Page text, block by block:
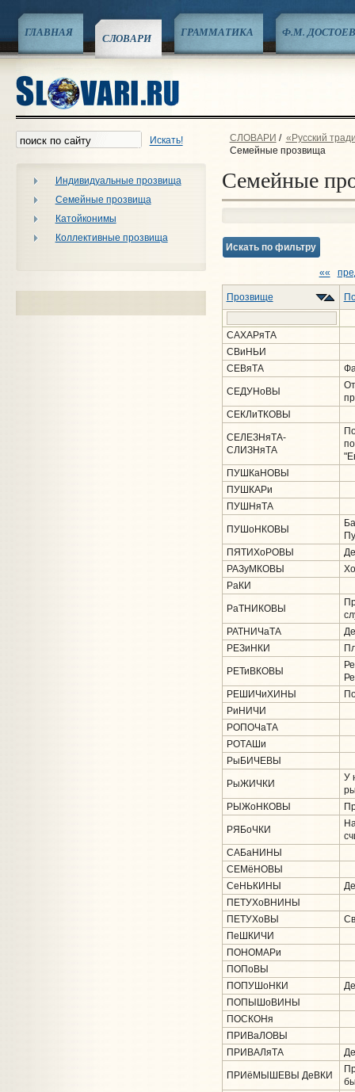
ГЛАВНАЯ СЛОВАРИ ГРАММАТИКА Ф.М.
Искать!
Индивидуальные прозвища
Семейные прозвища
Катойконимы
Коллективные прозвища
СЛОВАРИ / «Русский
Семейные прозвища
Семейные
Искать по фильтру
««
Прозвище
САХАРяТА
СВиНЬИ
СЕВяТА
СЕДУНоВЫ
СЕКЛиТКОВЫ
СЕЛЕЗНяТА-
СЛИЗНяТА
ПУШКаНОВЫ
ПУШКАРи
ПУШНяТА
ПУШоНКОВЫ
ПЯТИХоРОВЫ
РАЗуМКОВЫ
РаКИ
РаТНИКОВЫ
РАТНИЧаТА
РЕЗиНКИ
РЕТиВКОВЫ
РЕШИЧиХИНЫ
РиНИЧИ
РОПОЧаТА
РОТАШи
РыБИЧЕВЫ
РыЖИЧКИ
У
РЫЖоНКОВЫ
РЯБоЧКИ
САБаНИНЫ
СЕМёНОВЫ
СеНЬКИНЫ
ПЕТУХоВНИНЫ
ПЕТУХоВЫ
ПеШКИЧИ
ПОНОМАРи
ПОПоВЫ
ПОПУШоНКИ
ПОПЫШоВИНЫ
ПОСКОНя
ПРИВаЛОВЫ
ПРИВАЛяТА
ПРИёМЫШЕВЫ ДеВКИ